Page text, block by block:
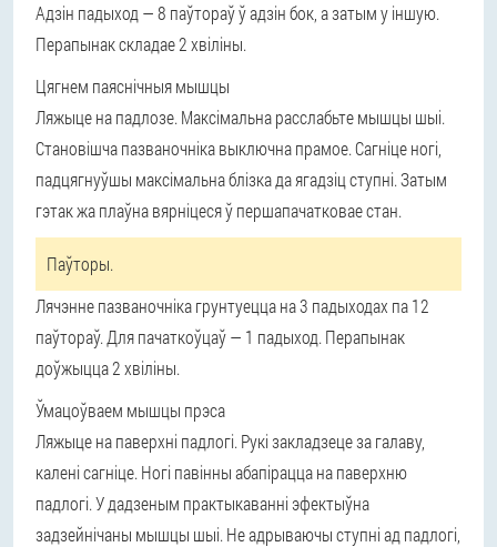
Адзін падыход — 8 паўтораў ў адзін бок, а затым у іншую.
Перапынак складае 2 хвіліны.
Цягнем паяснічныя мышцы
Ляжыце на падлозе. Максімальна расслабьте мышцы шыі.
Становішча пазваночніка выключна прамое. Сагніце ногі,
падцягнуўшы максімальна блізка да ягадзіц ступні. Затым
гэтак жа плаўна вярніцеся ў першапачатковае стан.
Паўторы.
Лячэнне пазваночніка грунтуецца на 3 падыходах па 12
паўтораў. Для пачаткоўцаў — 1 падыход. Перапынак
доўжыцца 2 хвіліны.
Ўмацоўваем мышцы прэса
Ляжыце на паверхні падлогі. Рукі закладзеце за галаву,
калені сагніце. Ногі павінны абапірацца на паверхню
падлогі. У дадзеным практыкаванні эфектыўна
задзейнічаны мышцы шыі. Не адрываючы ступні ад падлогі,